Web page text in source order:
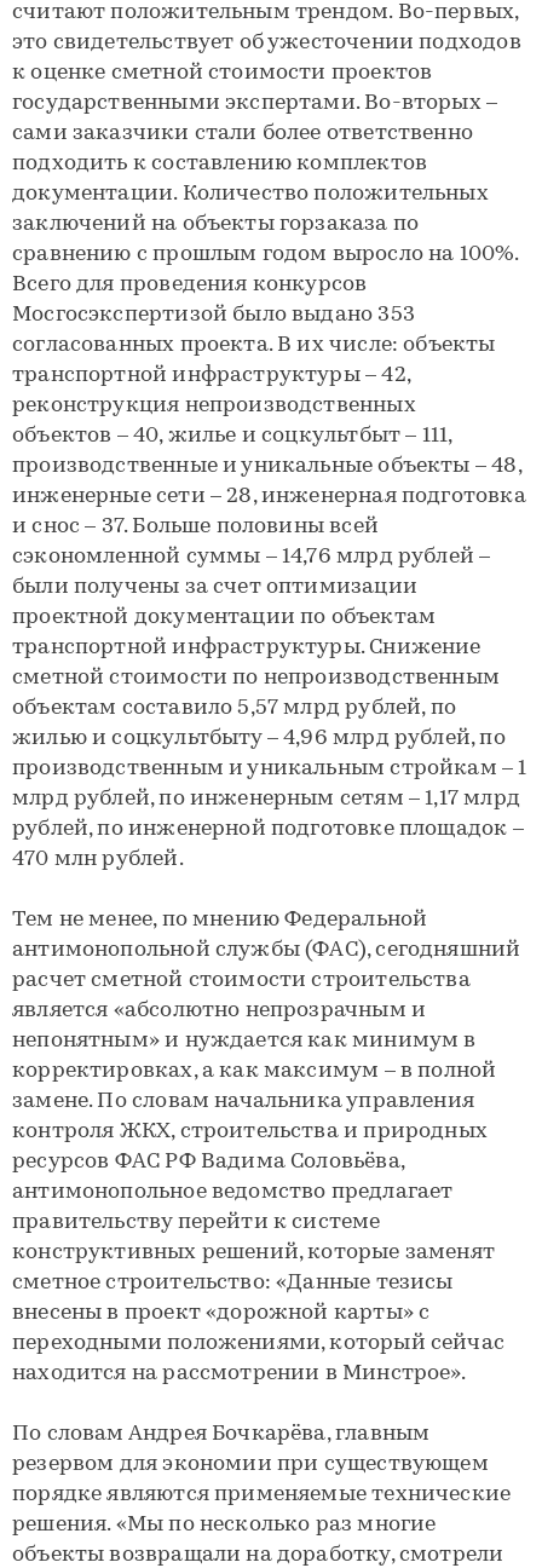
считают положительным трендом. Во-первых,
это свидетельствует об ужесточении подходов
к оценке сметной стоимости проектов
государственными экспертами. Во-вторых –
сами заказчики стали более ответственно
подходить к составлению комплектов
документации. Количество положительных
заключений на объекты горзаказа по
сравнению с прошлым годом выросло на 100%.
Всего для проведения конкурсов
Мосгосэкспертизой было выдано 353
согласованных проекта. В их числе: объекты
транспортной инфраструктуры – 42,
реконструкция непроизводственных
объектов – 40, жилье и соцкультбыт – 111,
производственные и уникальные объекты – 48,
инженерные сети – 28, инженерная подготовка
и снос – 37. Больше половины всей
сэкономленной суммы – 14,76 млрд рублей –
были получены за счет оптимизации
проектной документации по объектам
транспортной инфраструктуры. Снижение
сметной стоимости по непроизводственным
объектам составило 5,57 млрд рублей, по
жилью и соцкультбыту – 4,96 млрд рублей, по
производственным и уникальным стройкам – 1
млрд рублей, по инженерным сетям – 1,17 млрд
рублей, по инженерной подготовке площадок –
470 млн рублей.
Тем не менее, по мнению Федеральной
антимонопольной службы (ФАС), сегодняшний
расчет сметной стоимости строительства
является «абсолютно непрозрачным и
непонятным» и нуждается как минимум в
корректировках, а как максимум – в полной
замене. По словам начальника управления
контроля ЖКХ, строительства и природных
ресурсов ФАС РФ Вадима Соловьёва,
антимонопольное ведомство предлагает
правительству перейти к системе
конструктивных решений, которые заменят
сметное строительство: «Данные тезисы
внесены в проект «дорожной карты» с
переходными положениями, который сейчас
находится на рассмотрении в Минстрое».
По словам Андрея Бочкарёва, главным
резервом для экономии при существующем
порядке являются применяемые технические
решения. «Мы по несколько раз многие
объекты возвращали на доработку, смотрели